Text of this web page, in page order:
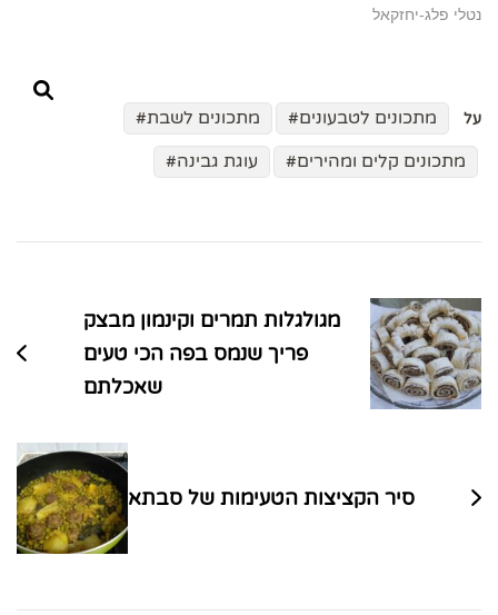
נטלי פלג-יחזקאל
על מתכונים לטבעונים
מתכונים לשבת
מתכונים קלים ומהירים
עוגת גבינה
בפוסטים
מגולגלות תמרים וקינמון מבצק
פריך שנמס בפה הכי טעים
שאכלתם
סיר הקציצות הטעימות של סבתא